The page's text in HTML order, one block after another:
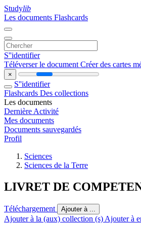
Studylib
Les documents Flashcards
S''identifier
Téléverser le document Créer des cartes
×
S''identifier
Flashcards Des collections
Les documents
Dernière Activité
Mes documents
Documents sauvegardés
Profil
Sciences
Sciences de la Terre
LIVRET DE
Téléchargement Ajouter à ...
Ajouter à la (aux) collection (s) Ajouter à